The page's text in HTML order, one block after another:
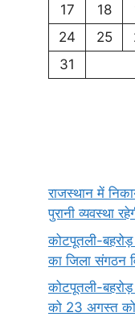
17
18
24
25
31
राजस्थान में
पुरानी व्यवस्था
कोटपूतली-
का जिला संगठन
कोटपूतली-
को 23 अगस्त को